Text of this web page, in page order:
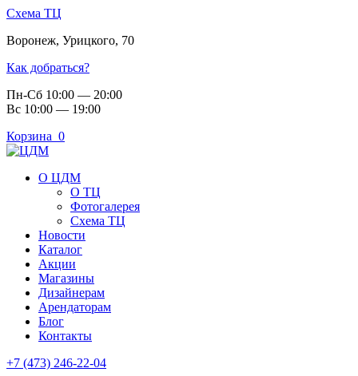
Схема ТЦ
Воронеж, Урицкого, 70
Как добраться?
Пн-Сб 10:00 — 20:00
Вс 10:00 — 19:00
Корзина 0
О ЦДМ
О ТЦ
Фотогалерея
Схема ТЦ
Новости
Каталог
Акции
Магазины
Дизайнерам
Арендаторам
Блог
Контакты
+7 (473) 246-22-04